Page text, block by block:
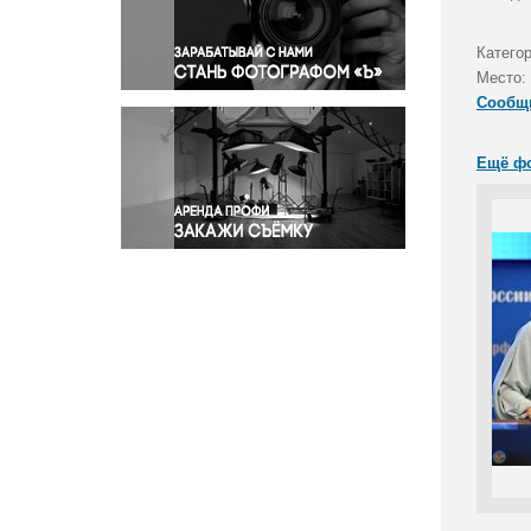
Правосудие
Происшествия и конфликты
Религия
Светская жизнь
Спорт
Экология
Экономика и бизнес
Место:
Ещё